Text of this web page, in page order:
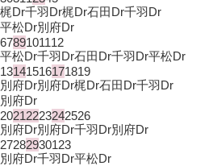
梶Dr千羽Dr梶Dr石田Dr千羽Dr
平松Dr別府Dr
6789101112
平松Dr千羽Dr石田Dr千羽Dr平松Dr
13141516171819
別府Dr別府Dr梶Dr石田Dr千羽Dr
別府Dr
20212223242526
別府Dr別府Dr千羽Dr別府Dr
27282930123
別府Dr千羽Dr平松Dr